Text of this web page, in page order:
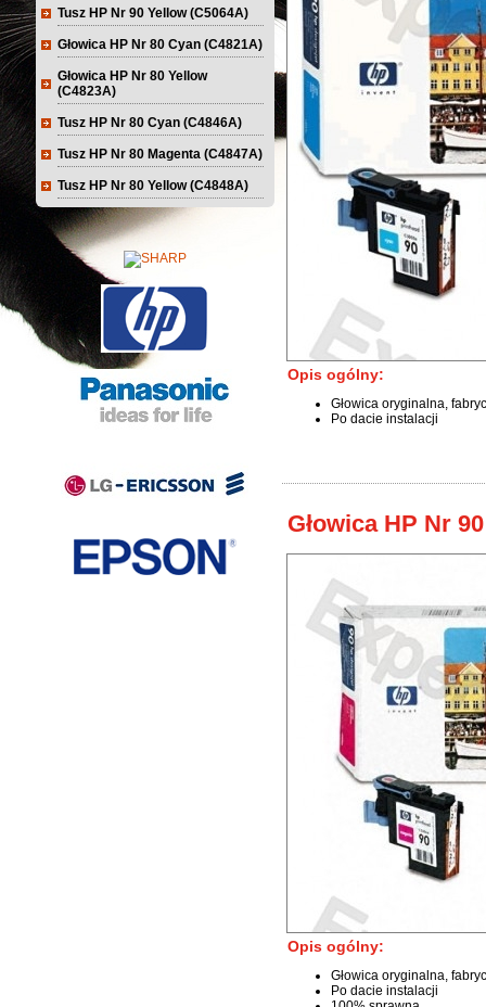
Tusz HP Nr 90 Yellow (C5064A)
Głowica HP Nr 80 Cyan (C4821A)
Głowica HP Nr 80 Yellow
(C4823A)
Tusz HP Nr 80 Cyan (C4846A)
Tusz HP Nr 80 Magenta (C4847A)
Tusz HP Nr 80 Yellow (C4848A)
Opis ogólny:
Głowica oryginalna,
Po dacie instalacji
Głowica HP Nr
Opis ogólny:
Głowica oryginalna,
Po dacie instalacji